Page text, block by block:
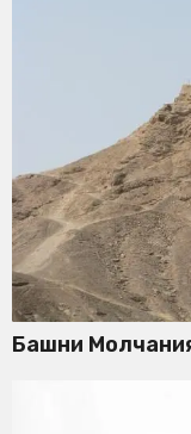
Башни